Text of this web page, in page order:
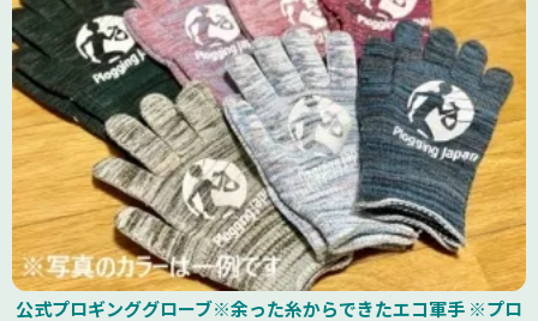
公式プロギンググローブ※余った糸からできたエコ軍手 ※プロ